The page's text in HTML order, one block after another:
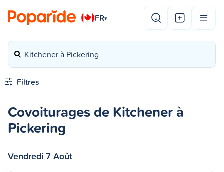
FR▾
Kitchener à Pickering
Filtres
Covoiturages de Kitchener à
Pickering
Vendredi 7 Août